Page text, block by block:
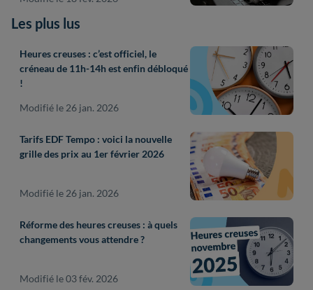
Les plus lus
Heures creuses : c’est officiel, le
créneau de 11h-14h est enfin débloqué
!
Modifié le 26 jan. 2026
Tarifs EDF Tempo : voici la nouvelle
grille des prix au 1er février 2026
Modifié le 26 jan. 2026
Réforme des heures creuses : à quels
changements vous attendre ?
Modifié le 03 fév. 2026